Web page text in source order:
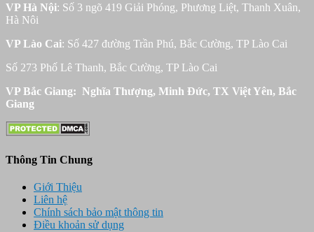
VP Hà Nội: Số 3 ngõ 419 Giải Phóng, Phương Liệt, Thanh Xuân,
Hà Nôi
VP Lào Cai: Số 427 đường Trần Phú, Bắc Cường, TP Lào Cai
Số 273 Phố Lê Thanh, Bắc Cường, TP Lào Cai
VP Bắc Giang: Nghĩa Thượng, Minh Đức, TX Việt Yên, Bắc
Giang
Thông Tin Chung
Giới Thiệu
Liên hệ
Chính sách bảo mật thông tin
Điều khoản sử dụng